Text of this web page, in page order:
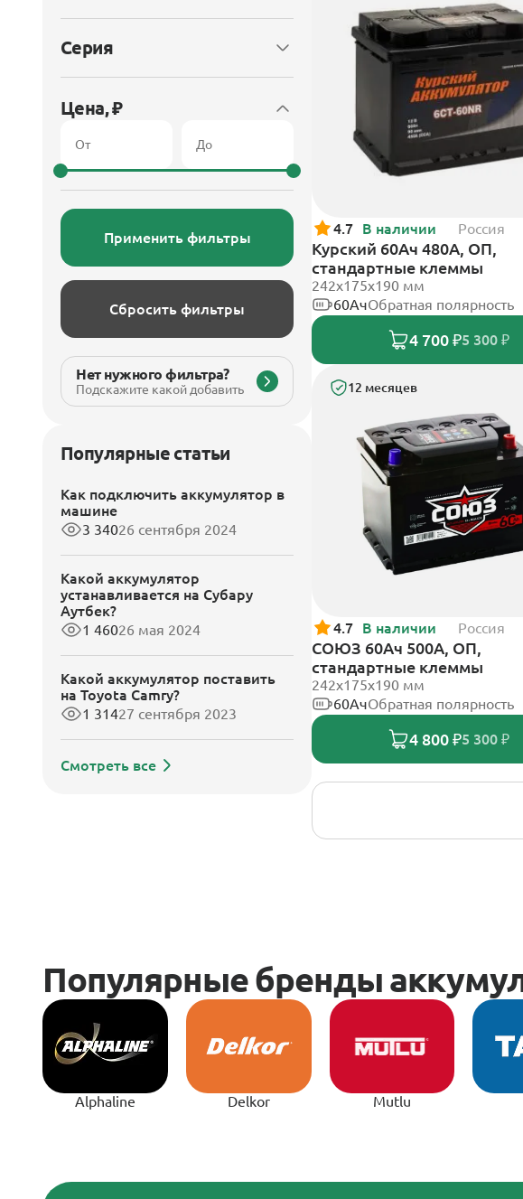
Серия
Цена, ₽
Применить фильтры
Сбросить фильтры
Нет нужного фильтра?
Подскажите какой добавить
Популярные статьи
Как подключить аккумулятор в
машине
3 34026 сентября 2024
Какой аккумулятор
устанавливается на Субару
Аутбек?
1 46026 мая 2024
Какой аккумулятор поставить
на Toyota Camry?
1 31427 сентября 2023
Смотреть все
4.7 В наличии Россия
Курский 60Ач 480А, ОП,
стандартные клеммы
242x175x190 мм
60АчОбратная полярность
4 700 ₽5 300 ₽
12 месяцев
4.7 В наличии Россия
СОЮЗ 60Ач 500А, ОП,
стандартные клеммы
242x175x190 мм
60АчОбратная полярность
4 800 ₽5 300 ₽
Alphaline Delkor Mutlu